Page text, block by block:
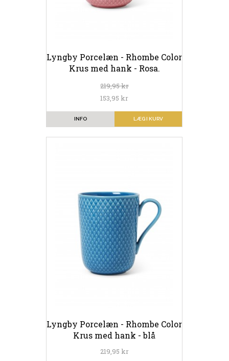
Lyngby Porcelæn - Rhombe Color
Krus med hank - Rosa.
219,95 kr
153,95 kr
LÆG I KURV
INFO
Lyngby Porcelæn - Rhombe Color
Krus med hank - blå
219,95 kr